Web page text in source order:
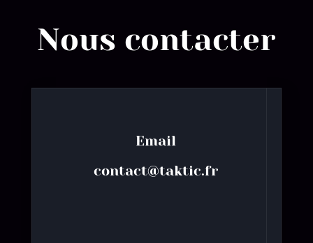
Nous contacter
Email
contact@taktic.fr